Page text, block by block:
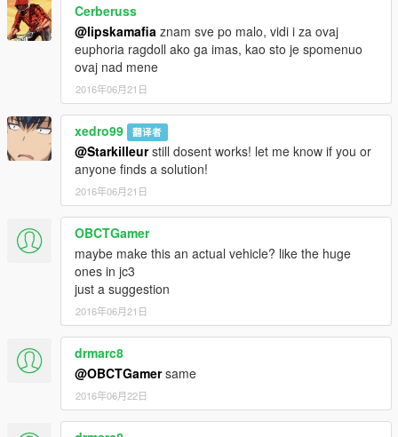
Cerberuss
@lipskamafia znam sve po malo, vidi i za ovaj
euphoria ragdoll ako ga imas, kao sto je spomenuo
ovaj nad mene
2016年06月21日
xedro99 翻译者
@Starkilleurstill dosent works! let me know if you or
anyone finds a solution!
2016年06月21日
OBCTGamer
maybe make this an actual vehicle? like the huge
ones in jc3
just a suggestion
2016年06月21日
drmarc8
@OBCTGamersame
2016年06月22日